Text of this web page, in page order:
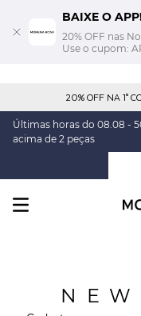
BAIXE O
20% OFF nas
Use o cupom:
20% OFF NA 1°
Últimas horas do 08.08 -
acima de 2 peças